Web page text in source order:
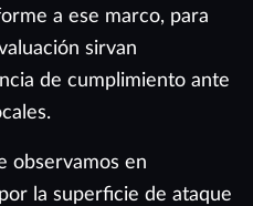
a ese marco, para
sirvan
de cumplimiento ante
observamos en
la superficie de ataque